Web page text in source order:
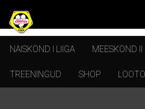
NAISKOND I LIIGA MEESKOND II
TREENINGUD SHOP